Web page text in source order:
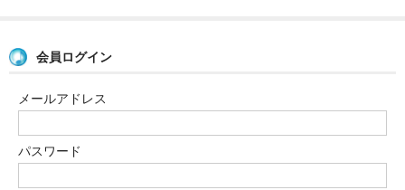
カート
メンバー
会員ログイン
メールアドレス
パスワード